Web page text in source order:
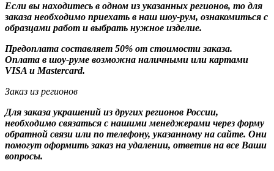
Если вы находитесь в одном из указанных регионов, то для
заказа необходимо приехать в наш шоу-рум, ознакомиться с
образцами работ и выбрать нужное изделие.
Предоплата составляет 50% от стоимости заказа.
Оплата в шоу-руме возможна наличными или картами
VISA и Mastercard.
Заказ из регионов
Для заказа украшений из других регионов России,
необходимо связаться с нашими менеджерами через форму
обратной связи или по телефону, указанному на сайте. Они
помогут оформить заказ на удалении, ответив на все Ваши
вопросы.